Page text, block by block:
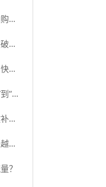
提升补流量效果，掌握补流量收藏加购的有效策略
京东店铺流量提升神器：让你轻松突破流量瓶颈！利用京东平台活动
流量宝真实访客有效增加收藏加购，快速提升商品排名!
淘宝2025品牌化升级：从“卖货思维”到“价值观共鸣”
直通车推广是否需要补充流量？有效补流量的策略与方法大揭秘！
淘宝没落了吗，为什么感觉流量越来越少了？
？